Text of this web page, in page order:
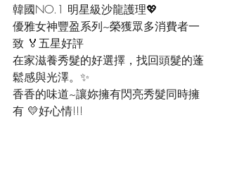
韓國NO.1 明星級沙龍護理💖
優雅女神豐盈系列~榮獲眾多消費者一
致 🏅五星好評
在家滋養秀髮的好選擇，找回頭髮的蓬
鬆感與光澤。✨
香香的味道~讓妳擁有閃亮秀髮同時擁
有 💛好心情!!!